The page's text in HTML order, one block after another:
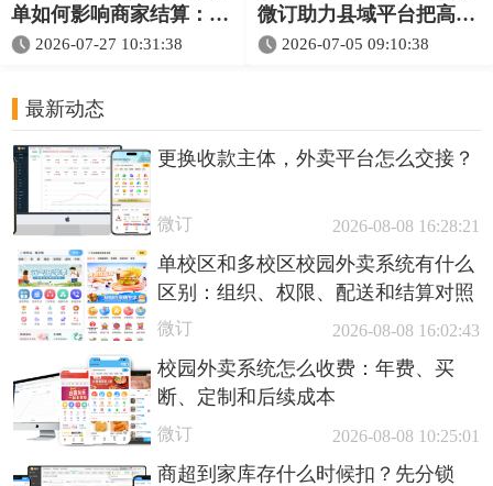
单如何影响商家结算：多
商户外卖平台规则指南
2026-07-27 10:31:38
微订助力县域平台把高频
消费装进一个小程序
2026-07-05 09:10:38
最新动态
更换收款主体，外卖平台怎么交接？
微订 2026-08-08 16:28:21
单校区和多校区校园外卖系统有什么
区别：组织、权限、配送和结算对照
微订 2026-08-08 16:02:43
校园外卖系统怎么收费：年费、买
断、定制和后续成本
微订 2026-08-08 10:25:01
商超到家库存什么时候扣？先分锁